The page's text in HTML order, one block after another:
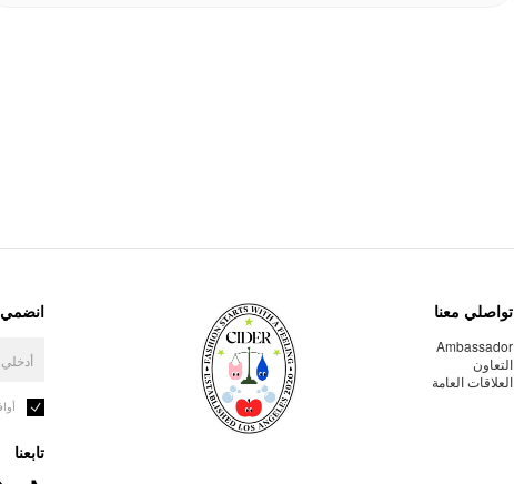
تواصلي معنا
Ambassador
التعاون
العلاقات العامة
انضمي
تابعنا